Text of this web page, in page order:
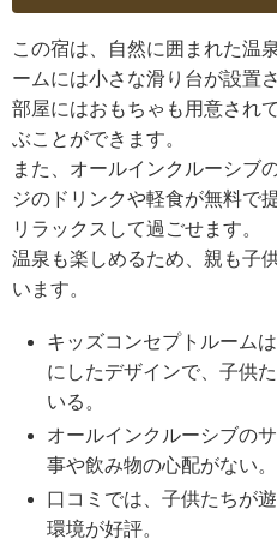
この宿は、自然に囲まれた温
ームには小さな滑り台が設置
部屋にはおもちゃも用意され
ぶことができます。
また、オールインクルーシブ
ジのドリンクや軽食が無料で
リラックスして過ごせます。
温泉も楽しめるため、親も子
います。
キッズコンセプトルーム
にしたデザインで、子供
いる。
オールインクルーシブの
事や飲み物の心配がない。
口コミでは、子供たちが
環境が好評。